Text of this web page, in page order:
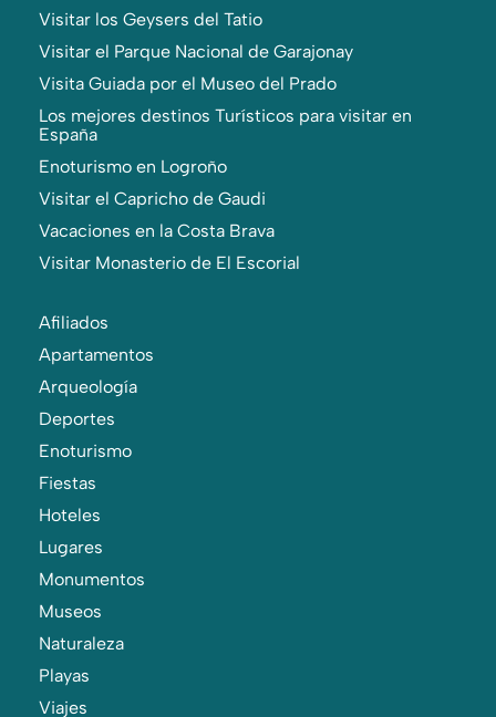
Visitar los Geysers del Tatio
Visitar el Parque Nacional de Garajonay
Visita Guiada por el Museo del Prado
Los mejores destinos Turísticos para visitar en
España
Enoturismo en Logroño
Visitar el Capricho de Gaudi
Vacaciones en la Costa Brava
Visitar Monasterio de El Escorial
Afiliados
Apartamentos
Arqueología
Deportes
Enoturismo
Fiestas
Hoteles
Lugares
Monumentos
Museos
Naturaleza
Playas
Viajes